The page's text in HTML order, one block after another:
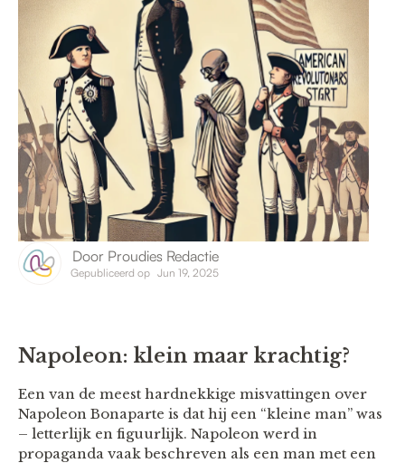
Door Proudies Redactie
Gepubliceerd op Jun 19, 2025
Napoleon: klein maar krachtig?
Een van de meest hardnekkige misvattingen over
Napoleon Bonaparte is dat hij een “kleine man” was
– letterlijk en figuurlijk. Napoleon werd in
propaganda vaak beschreven als een man met een